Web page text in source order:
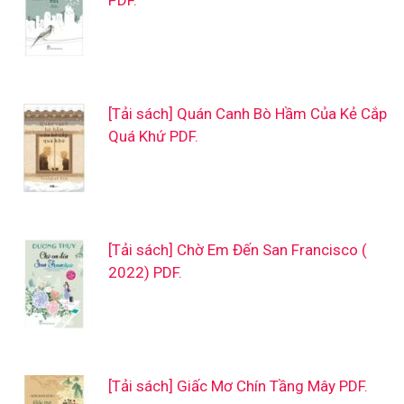
[Tải sách] Quán Canh Bò Hầm Của Kẻ Cắp
Quá Khứ PDF.
[Tải sách] Chờ Em Đến San Francisco (
2022) PDF.
[Tải sách] Giấc Mơ Chín Tầng Mây PDF.